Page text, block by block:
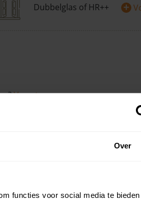
Over
functies voor social media te
Dubbelglas of HR++ +
Voeg toe